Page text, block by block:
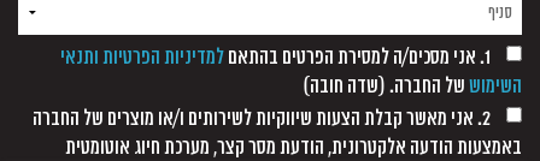
1. אני מסכים/ה למסירת הפרטים בהתאם
למדיניות הפרטיות ותנאי
השימוש של החברה. (שדה חובה)
2. אני מאשר קבלת הצעות שיווקיות לשירותים ו/או מוצרים של החברה
באמצעות הודעה אלקטרונית, הודעת מסר קצר, מערכת חיוג אוטומטית